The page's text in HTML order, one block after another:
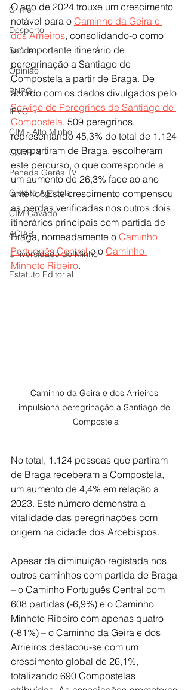
Crime
Desporto
Saúde
Opinião
PNPG
IPVC
CIM - Alto Minho
CCDR-N
Peneda Gerês TV
Crédito Agrícola
CIM-Cávado
ACIAB
Universidade do Minho
Estatuto Editorial
O ano de 2024 trouxe um crescimento
notável para o Caminho da Geira e
dos Arrieiros, consolidando-o como
um importante itinerário de
peregrinação a Santiago de
Compostela a partir de Braga. De
acordo com os dados divulgados pelo
Serviço de Peregrinos de Santiago de
Compostela, 509 peregrinos,
representando 45,3% do total de 1.124
que partiram de Braga, escolheram
este percurso, o que corresponde a
um aumento de 26,3% face ao ano
anterior. Este crescimento compensou
as perdas verificadas nos outros dois
itinerários principais com partida de
Braga, nomeadamente o Caminho
Português Central e o Caminho
Minhoto Ribeiro.
Caminho da Geira e dos Arrieiros
impulsiona peregrinação a Santiago de
Compostela
No total, 1.124 pessoas que partiram
de Braga receberam a Compostela,
um aumento de 4,4% em relação a
2023. Este número demonstra a
vitalidade das peregrinações com
origem na cidade dos Arcebispos.
Apesar da diminuição registada nos
outros caminhos com partida de Braga
– o Caminho Português Central com
608 partidas (-6,9%) e o Caminho
Minhoto Ribeiro com apenas quatro
(-81%) – o Caminho da Geira e dos
Arrieiros destacou-se com um
crescimento global de 26,1%,
totalizando 690 Compostelas